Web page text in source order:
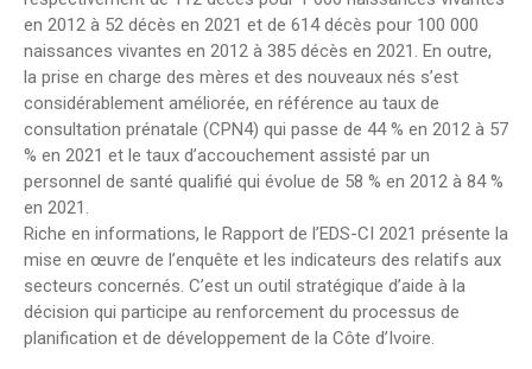
en 2012 à 52 décès en 2021 et de 614 décès pour 100 000
naissances vivantes en 2012 à 385 décès en 2021. En outre,
la prise en charge des mères et des nouveaux nés s’est
considérablement améliorée, en référence au taux de
consultation prénatale (CPN4) qui passe de 44 % en 2012 à 57
% en 2021 et le taux d’accouchement assisté par un
personnel de santé qualifié qui évolue de 58 % en 2012 à 84 %
en 2021.
Riche en informations, le Rapport de l’EDS-CI 2021 présente la
mise en œuvre de l’enquête et les indicateurs des relatifs aux
secteurs concernés. C’est un outil stratégique d’aide à la
décision qui participe au renforcement du processus de
planification et de développement de la Côte d’Ivoire.